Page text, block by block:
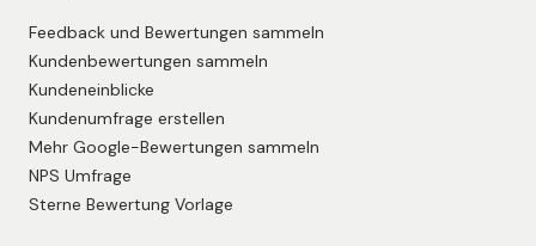
Feedback und Bewertungen sammeln
Kundenbewertungen sammeln
Kundeneinblicke
Kundenumfrage erstellen
Mehr Google-Bewertungen sammeln
NPS Umfrage
Sterne Bewertung Vorlage